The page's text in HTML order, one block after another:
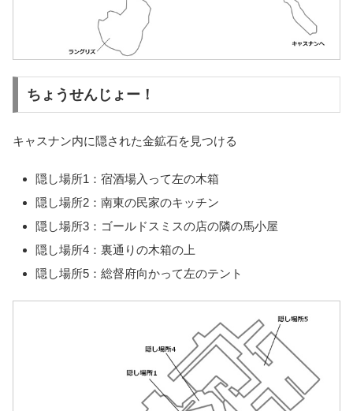
ちょうせんじょー！
キャスナン内に隠された金鉱石を見つける
隠し場所1：宿酒場入って左の木箱
隠し場所2：南東の民家のキッチン
隠し場所3：ゴールドスミスの店の隣の馬小屋
隠し場所4：裏通りの木箱の上
隠し場所5：総督府向かって左のテント